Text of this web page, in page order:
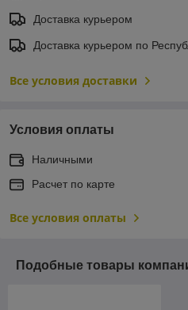
Доставка курьером
Доставка курьером по
Все условия доставки
Условия оплаты
Наличными
Расчет по карте
Все условия оплаты
Подобные товары